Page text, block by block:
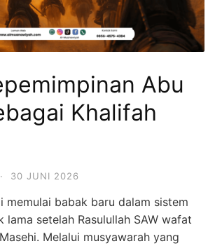
Abu
Khalifah
· 30 JUNI 2026
memulai babak baru dalam sistem
lama setelah Rasulullah SAW wafat
Melalui musyawarah yang